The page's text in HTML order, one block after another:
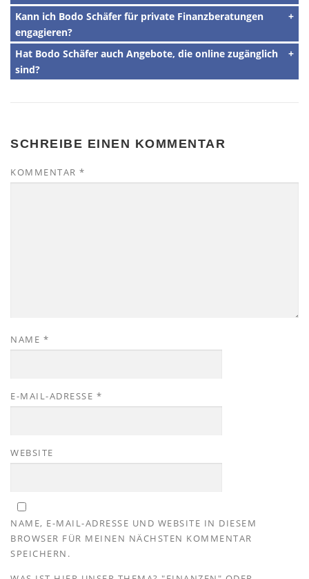
Kann ich Bodo Schäfer für private Finanzberatungen
engagieren?
Hat Bodo Schäfer auch Angebote, die online zugänglich
sind?
SCHREIBE EINEN KOMMENTAR
KOMMENTAR *
NAME *
E-MAIL-ADRESSE *
WEBSITE
NAME, E-MAIL-ADRESSE UND WEBSITE IN DIESEM
BROWSER FÜR MEINEN NÄCHSTEN KOMMENTAR
SPEICHERN.